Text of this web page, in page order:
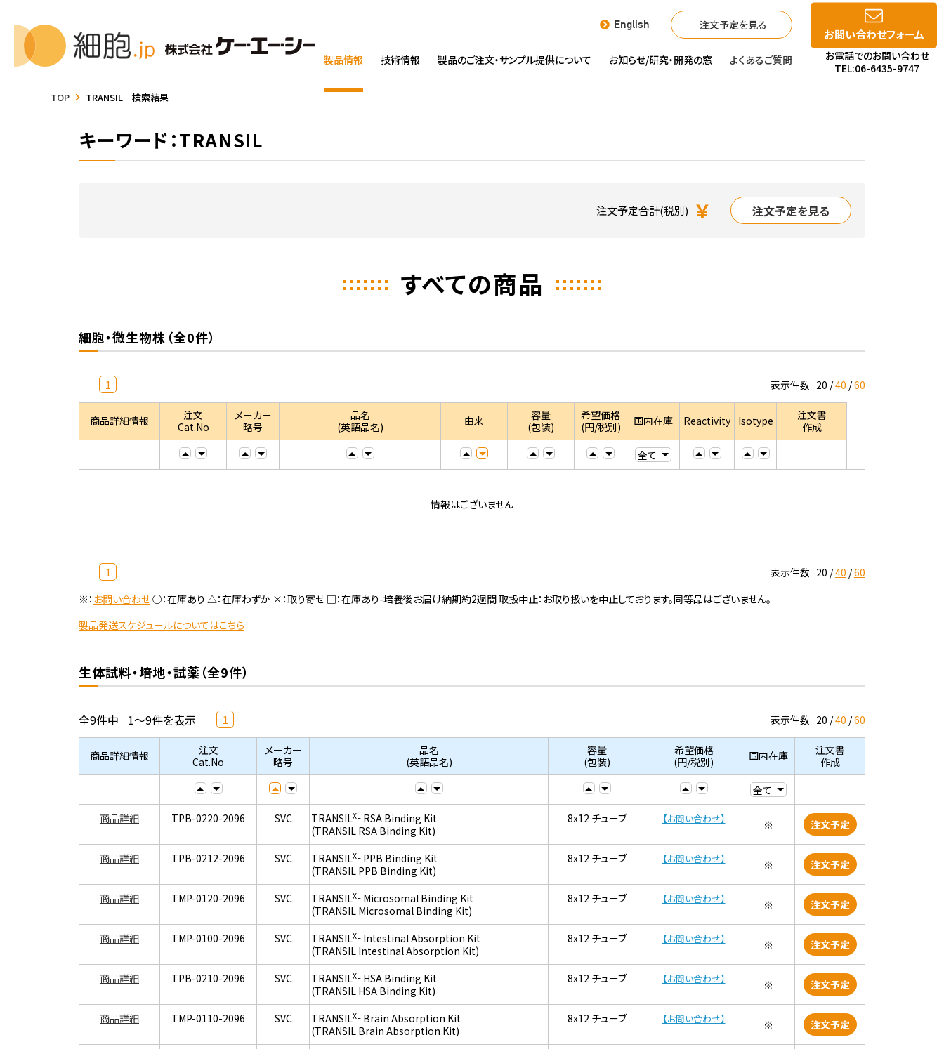
English 注文予定を見る
製品情報 技術情報 製品のご注文・サンプル提供について お知らせ/研究・開発の窓 よくあるご質問
お問い合わせフォーム
お電話でのお問い合わせ
TEL:06-6435-9747
TOP TRANSIL 検索結果
キーワード：TRANSIL
注文予定合計(税別) ￥ 注文予定を見る
すべての商品
細胞・微生物株（全0件）
1 表示件数 20 40 60
商品詳細情報
注文
Cat.No
メーカー
略号
品名
(英語品名)
由来
容量
(包装)
希望価格
(円/税別)
国内在庫 Reactivity Isotype
注文書
作成
情報はございません
1 表示件数 20 40 60
※： お問い合わせ○：在庫あり △：在庫わずか ×：取り寄せ □：在庫あり-培養後お届け納期約2週間 取扱中止：お取り扱いを中止しております。同等品はございません。
製品発送スケジュールについてはこちら
生体試料・培地・試薬（全9件）
全9件中 1～9件を表示 1 表示件数 20 40 60
商品詳細情報
注文
Cat.No
メーカー
略号
品名
(英語品名)
容量
(包装)
希望価格
(円/税別)
国内在庫
注文書
作成
商品詳細 TPB-0220-2096 SVC TRANSILXL RSA Binding Kit
(TRANSIL RSA Binding Kit)
8x12 チューブ 【お問い合わせ】 ※ 注文予定
商品詳細 TPB-0212-2096 SVC TRANSILXL PPB Binding Kit
(TRANSIL PPB Binding Kit)
8x12 チューブ 【お問い合わせ】 ※ 注文予定
商品詳細 TMP-0120-2096 SVC TRANSILXL Microsomal Binding Kit
(TRANSIL Microsomal Binding Kit)
8x12 チューブ 【お問い合わせ】 ※ 注文予定
商品詳細 TMP-0100-2096 SVC TRANSILXL Intestinal Absorption Kit
(TRANSIL Intestinal Absorption Kit)
8x12 チューブ 【お問い合わせ】 ※ 注文予定
商品詳細 TPB-0210-2096 SVC TRANSILXL HSA Binding Kit
(TRANSIL HSA Binding Kit)
8x12 チューブ 【お問い合わせ】 ※ 注文予定
商品詳細 TMP-0110-2096 SVC TRANSILXL Brain Absorption Kit
(TRANSIL Brain Absorption Kit)
8x12 チューブ 【お問い合わせ】 ※ 注文予定